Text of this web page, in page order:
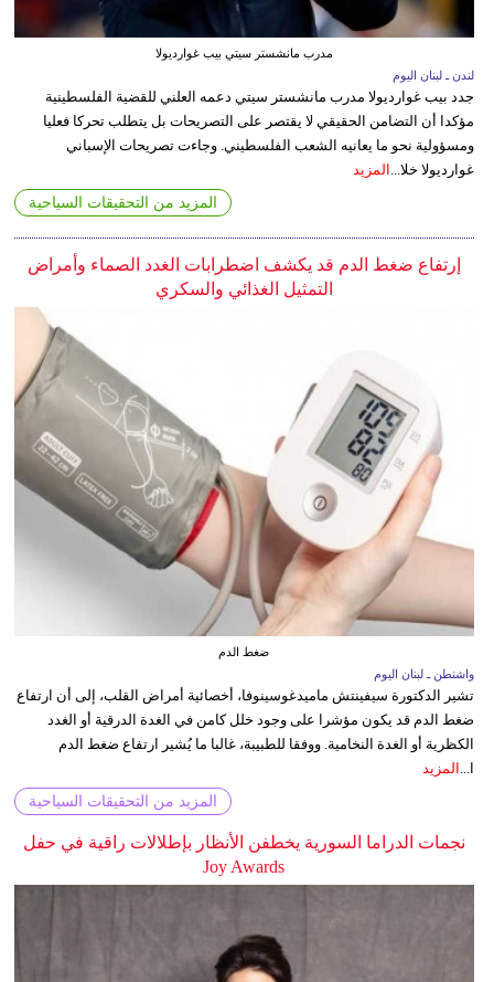
مدرب مانشستر سيتي بيب غوارديولا
لندن ـ لبنان اليوم
جدد بيب غوارديولا مدرب مانشستر سيتي دعمه العلني للقضية الفلسطينية
مؤكدا أن التضامن الحقيقي لا يقتصر على التصريحات بل يتطلب تحركا فعليا
ومسؤولية نحو ما يعانيه الشعب الفلسطيني. وجاءت تصريحات الإسباني
غوارديولا خلا... المزيد
المزيد من التحقيقات السياحية
إرتفاع ضغط الدم قد يكشف اضطرابات الغدد الصماء وأمراض
التمثيل الغذائي والسكري
ضغط الدم
واشنطن ـ لبنان اليوم
تشير الدكتورة سيفينتش ماميدغوسينوفا، أخصائية أمراض القلب، إلى أن ارتفاع
ضغط الدم قد يكون مؤشرا على وجود خلل كامن في الغدة الدرقية أو الغدد
الكظرية أو الغدة النخامية. ووفقا للطبيبة، غالبا ما يُشير ارتفاع ضغط الدم
ا...
المزيد
المزيد من التحقيقات السياحية
نجمات الدراما السورية يخطفن الأنظار بإطلالات راقية في حفل
Joy Awards